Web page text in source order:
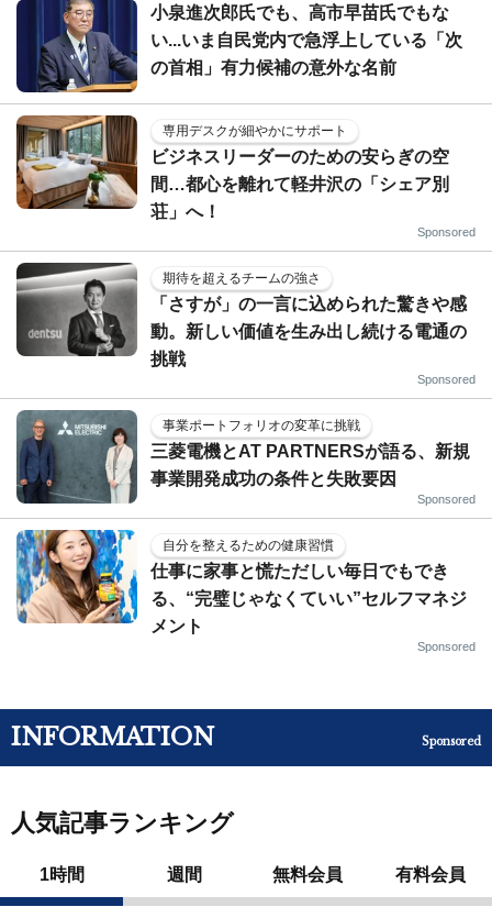
小泉進次郎氏でも、高市早苗氏でもな
い...いま自民党内で急浮上している「次
の首相」有力候補の意外な名前
専用デスクが細やかにサポート
ビジネスリーダーのための安らぎの空
間…都心を離れて軽井沢の「シェア別
荘」へ！
Sponsored
期待を超えるチームの強さ
「さすが」の一言に込められた驚きや感
動。新しい価値を生み出し続ける電通の
挑戦
Sponsored
事業ポートフォリオの変革に挑戦
三菱電機とAT PARTNERSが語る、新規
事業開発成功の条件と失敗要因
Sponsored
自分を整えるための健康習慣
仕事に家事と慌ただしい毎日でもでき
る、“完璧じゃなくていい”セルフマネジ
メント
Sponsored
INFORMATION Sponsored
人気記事ランキング
1時間 週間 無料会員 有料会員